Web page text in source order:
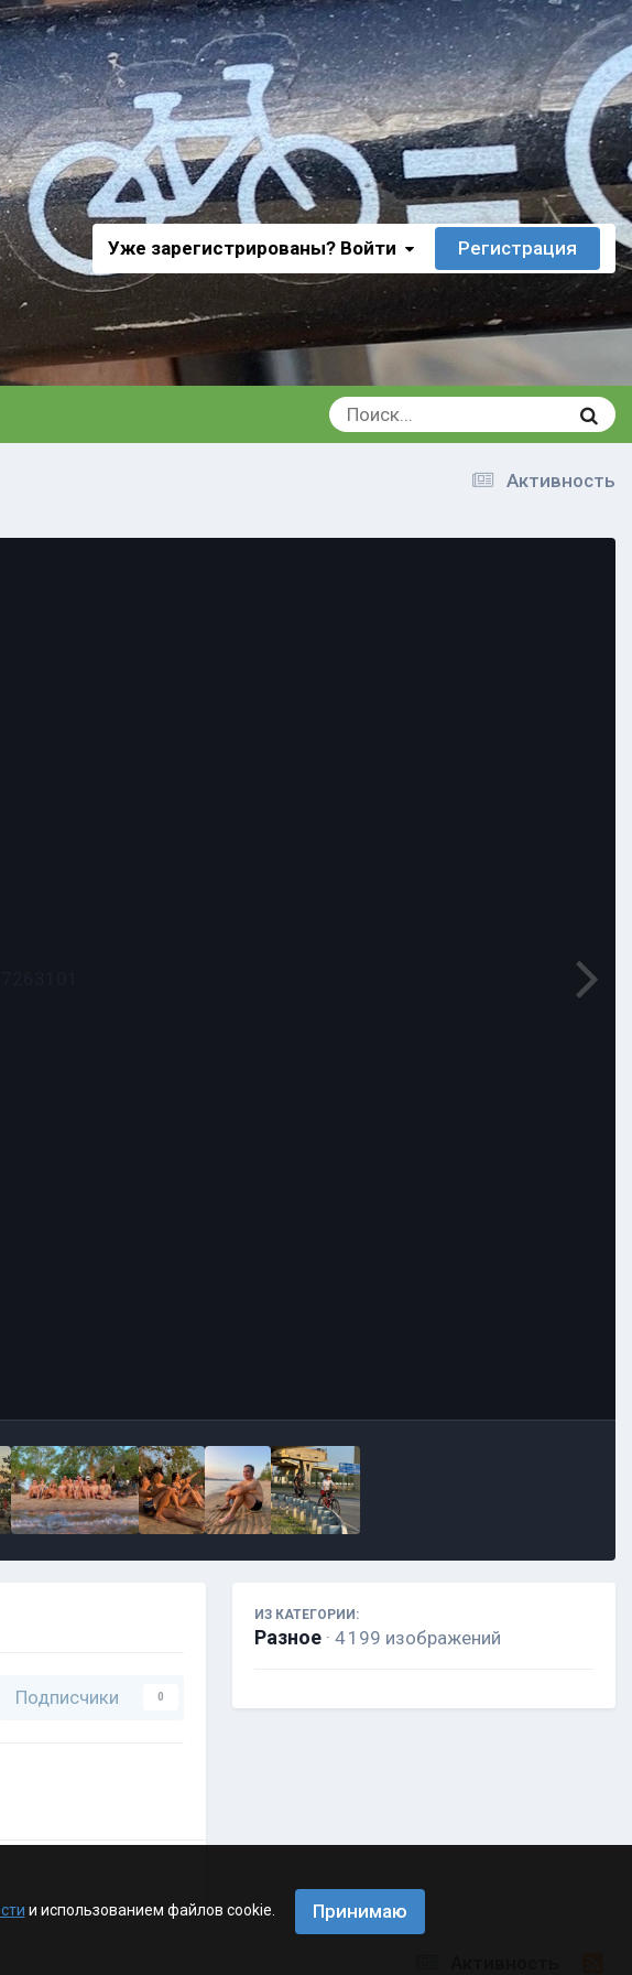
Уже зарегистрированы? Войти Регистрация
Активность
Подписчики 0
ИЗ КАТЕГОРИИ:
Разное · 4 199 изображений
и использованием файлов cookie. Принимаю